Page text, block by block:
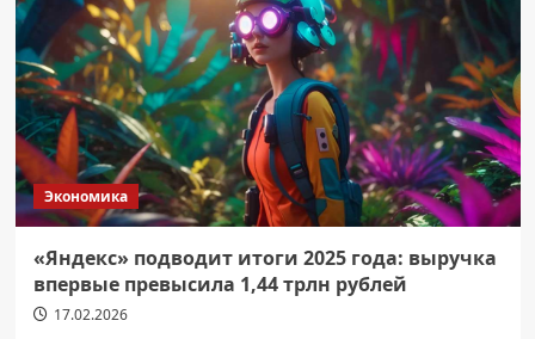
Экономика
«Яндекс» подводит итоги 2025 года: выручка
впервые превысила 1,44 трлн рублей
17.02.2026